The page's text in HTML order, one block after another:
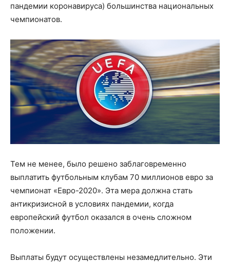
пандемии коронавируса) большинства национальных
чемпионатов.
Тем не менее, было решено заблаговременно
выплатить футбольным клубам 70 миллионов евро за
чемпионат «Евро-2020». Эта мера должна стать
антикризисной в условиях пандемии, когда
европейский футбол оказался в очень сложном
положении.
Выплаты будут осуществлены незамедлительно. Эти